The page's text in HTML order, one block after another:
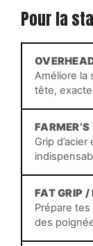
Pour la
Améliore la
tête,
Grip
FAT GRIP /
Prépare
des